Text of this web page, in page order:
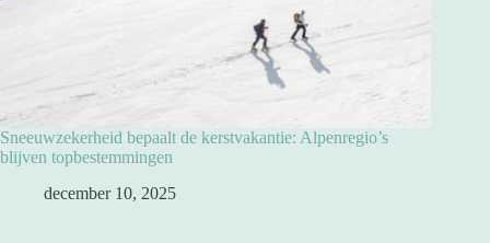
Sneeuwzekerheid bepaalt de kerstvakantie: Alpenregio’s
blijven topbestemmingen
december 10, 2025